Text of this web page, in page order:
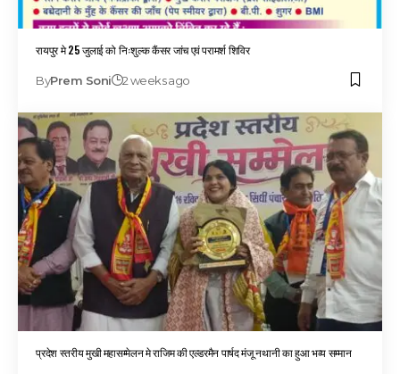
रायपुर मे 25 जुलाई को निःशुल्क कैंसर जांच एवं परामर्श शिविर
ByPrem Soni 2 weeks ago
प्रदेश स्तरीय मुखी महासम्मेलन मे राजिम की एल्डरमैन पार्षद मंजू नथानी का हुआ भव्य सम्मान